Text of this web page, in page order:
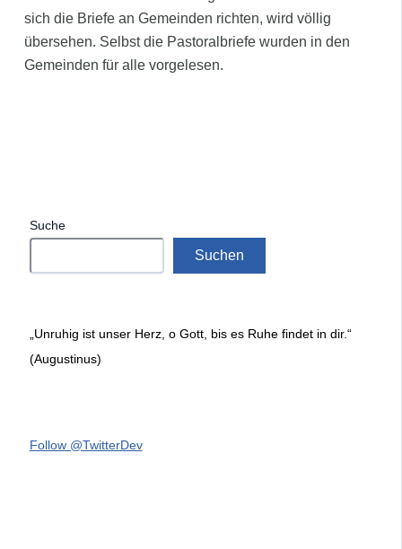
sich die Briefe an Gemeinden richten, wird völlig
übersehen. Selbst die Pastoralbriefe wurden in den
Gemeinden für alle vorgelesen.
Suche
Suchen
„Unruhig ist unser Herz, o Gott, bis es Ruhe findet in dir.“
(Augustinus)
Follow @TwitterDev